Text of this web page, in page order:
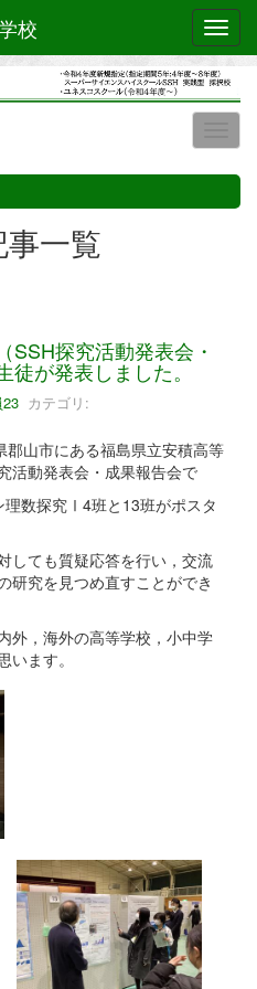
校
一覧
SSH探究活動発表会・
徒が発表しました。
カテゴリ:
山市にある福島県立安積高等
活動発表会・成果報告会で
数探究Ⅰ4班と13班がポスタ
しても質疑応答を行い，交流
研究を見つめ直すことができ
外，海外の高等学校，小中学
ます。